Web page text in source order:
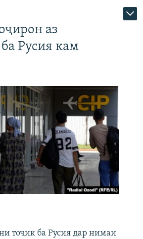
аз
Русия кам
тоҷик ба Русия дар нимаи